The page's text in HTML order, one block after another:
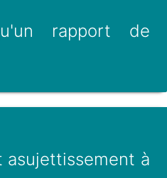
rapport de
asujettissement à